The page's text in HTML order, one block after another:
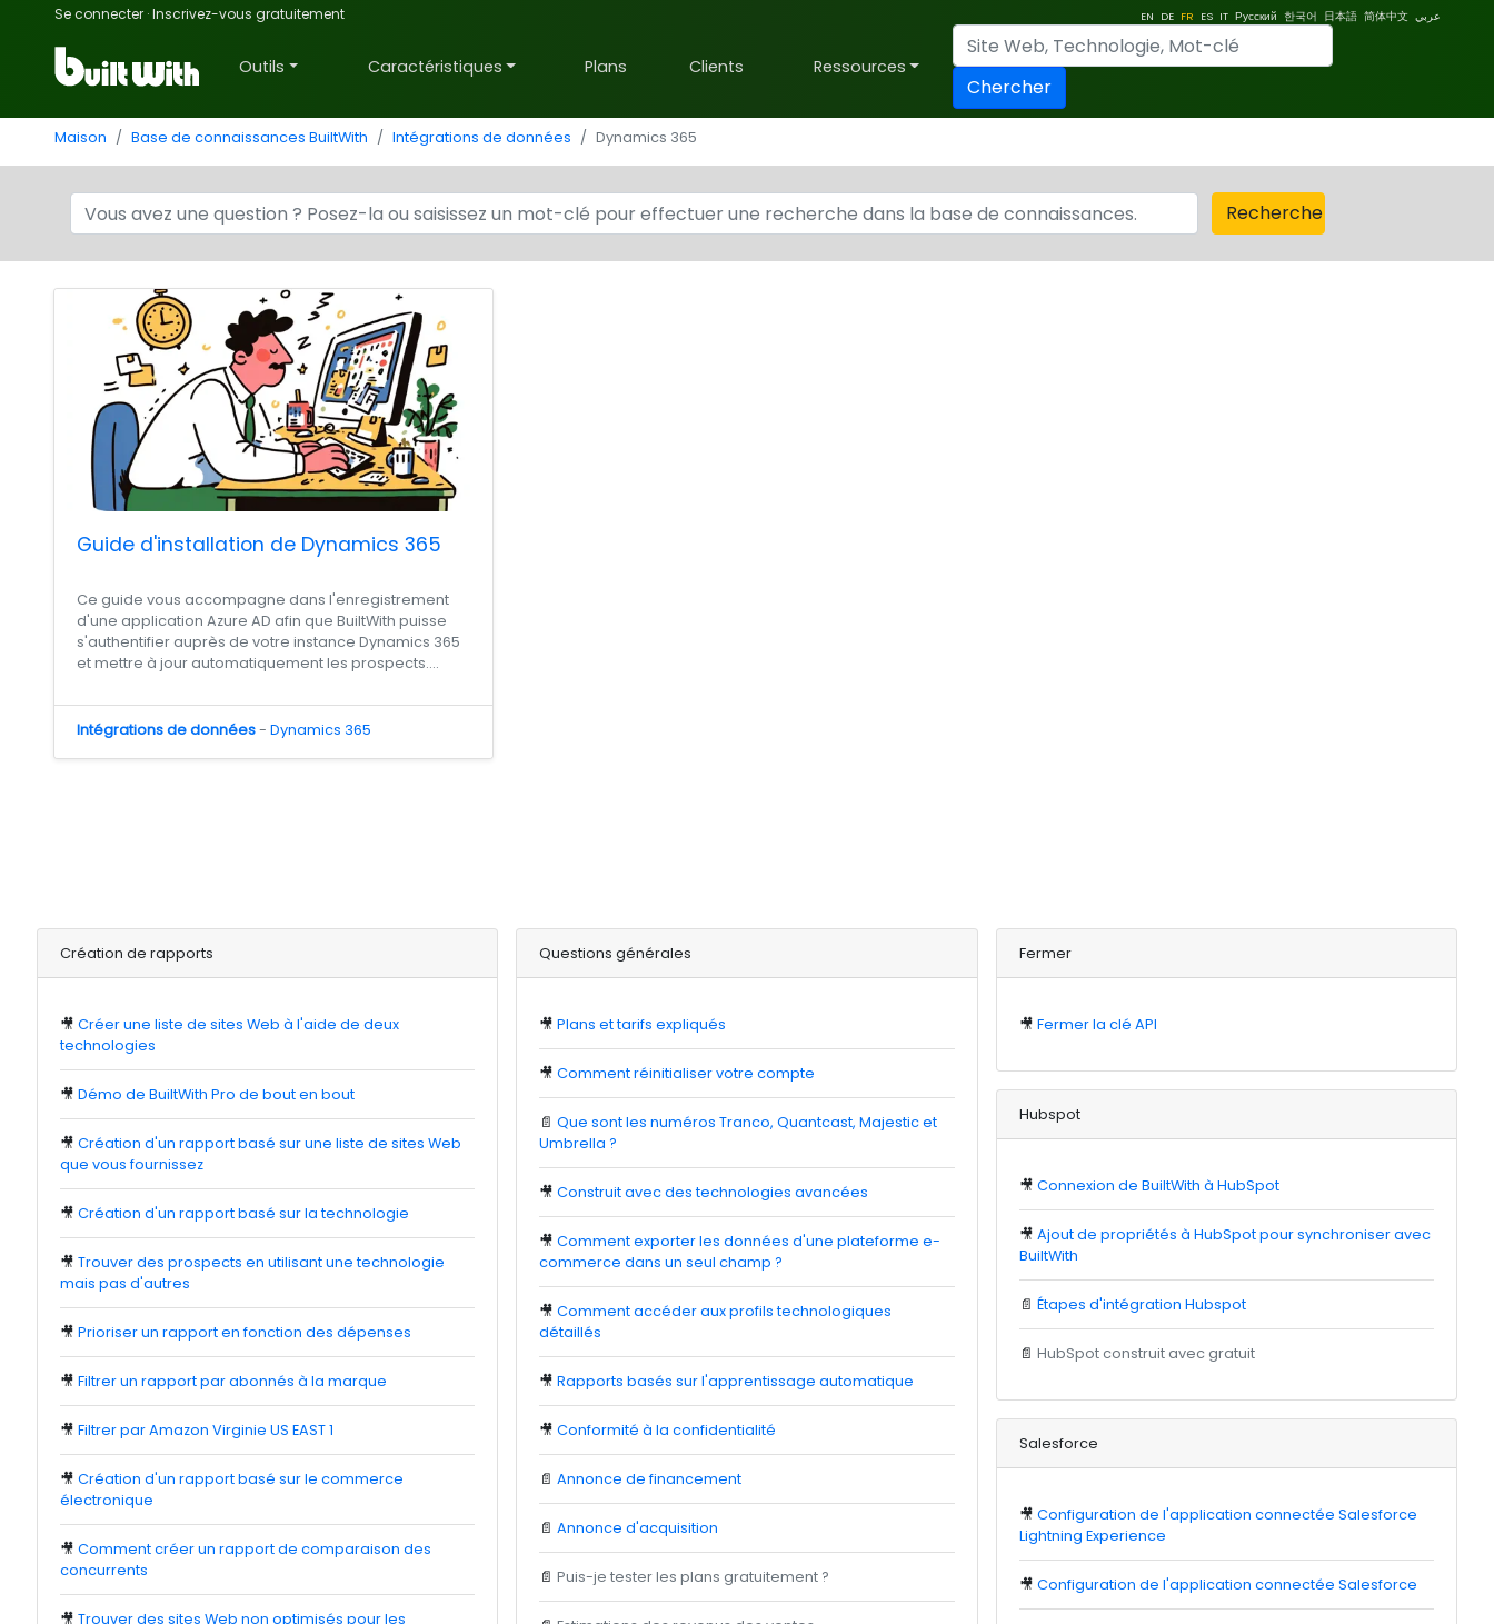
Se connecter ·Inscrivez-vous gratuitement EN DE FR ES IT Русский 한국어 日本語 简体中文 عربي
Outils Caractéristiques Plans Clients Ressources
Chercher
Maison Base de connaissances BuiltWith Intégrations de données Dynamics 365
Recherche
Guide d'installation de Dynamics 365
Ce guide vous accompagne dans l'enregistrement
d'une application Azure AD afin que BuiltWith puisse
s'authentifier auprès de votre instance Dynamics 365
et mettre à jour automatiquement les prospects....
Intégrations de données- Dynamics 365
Création de rapports
🎥 Créer une liste de sites Web à l'aide de deux
technologies
🎥 Démo de BuiltWith Pro de bout en bout
🎥 Création d'un rapport basé sur une liste de sites Web
que vous fournissez
🎥 Création d'un rapport basé sur la technologie
🎥 Trouver des prospects en utilisant une technologie
mais pas d'autres
🎥 Prioriser un rapport en fonction des dépenses
🎥 Filtrer un rapport par abonnés à la marque
🎥 Filtrer par Amazon Virginie US EAST 1
🎥 Création d'un rapport basé sur le commerce
électronique
🎥 Comment créer un rapport de comparaison des
concurrents
🎥 Trouver des sites Web non optimisés pour les
Questions générales
🎥Plans et tarifs expliqués
🎥Comment réinitialiser votre compte
📄Que sont les numéros Tranco, Quantcast, Majestic et
Umbrella ?
🎥Construit avec des technologies avancées
🎥Comment exporter les données d'une plateforme e-
commerce dans un seul champ ?
🎥Comment accéder aux profils technologiques
détaillés
🎥Rapports basés sur l'apprentissage automatique
🎥Conformité à la confidentialité
📄Annonce de financement
📄Annonce d'acquisition
📄Puis-je tester les plans gratuitement ?
Fermer
🎥 Fermer la clé API
Hubspot
🎥 Connexion de BuiltWith à HubSpot
🎥 Ajout de propriétés à HubSpot pour synchroniser avec
BuiltWith
📄 Étapes d'intégration Hubspot
📄 HubSpot construit avec gratuit
Salesforce
🎥 Configuration de l'application connectée Salesforce
Lightning Experience
🎥 Configuration de l'application connectée Salesforce